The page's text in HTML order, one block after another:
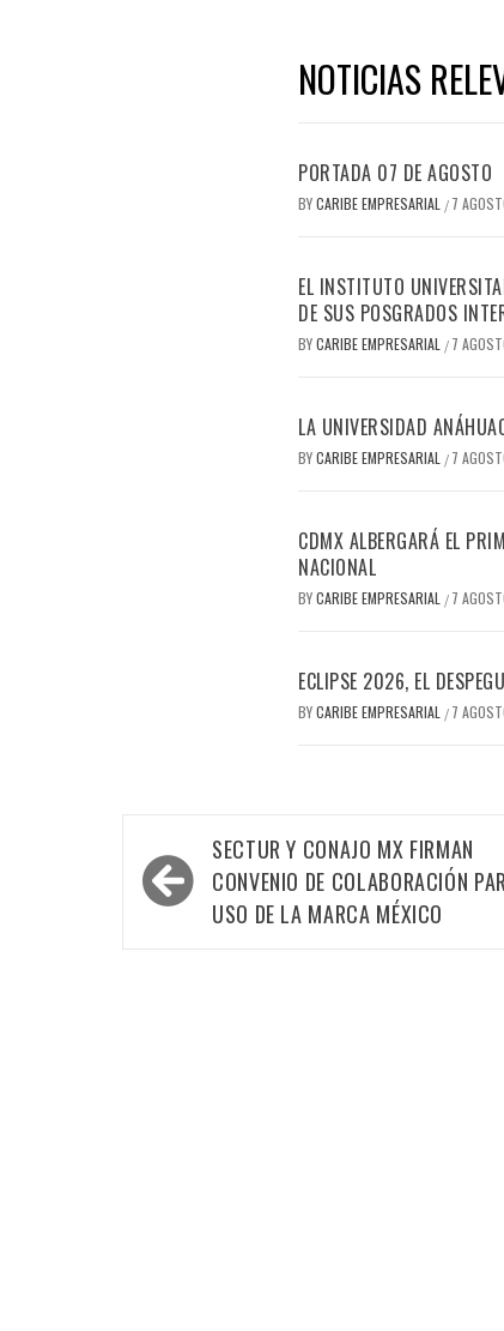
NOTICIAS
PORTADA 07 DE AGOSTO
BYCARIBE EMPRESARIAL / 7
EL INSTITUTO
DE SUS POSGRADOS
BYCARIBE EMPRESARIAL / 7
LA UNIVERSIDAD
BYCARIBE EMPRESARIAL / 7
CDMX ALBERGARÁ EL
NACIONAL
BYCARIBE EMPRESARIAL / 7
ECLIPSE 2026, EL
BYCARIBE EMPRESARIAL / 7
Navegación
de
entradas
SECTUR Y CONAJO MX FIRMAN
CONVENIO DE COLABORACIÓN
USO DE LA MARCA MÉXICO